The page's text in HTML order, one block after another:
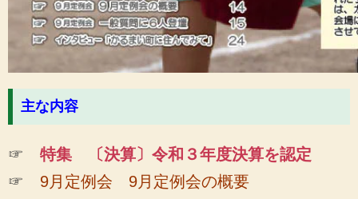
主な内容
☞ 特集 〔決算〕令和３年度決算を認定
☞ 9月定例会 9月定例会の概要